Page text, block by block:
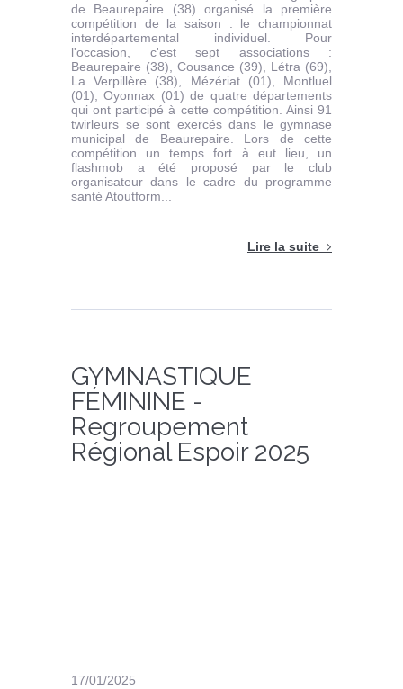
de Beaurepaire (38) organisé la première
compétition de la saison : le championnat
interdépartemental individuel. Pour
l'occasion, c'est sept associations :
Beaurepaire (38), Cousance (39), Létra (69),
La Verpillère (38), Mézériat (01), Montluel
(01), Oyonnax (01) de quatre départements
qui ont participé à cette compétition. Ainsi 91
twirleurs se sont exercés dans le gymnase
municipal de Beaurepaire. Lors de cette
compétition un temps fort à eut lieu, un
flashmob a été proposé par le club
organisateur dans le cadre du programme
santé Atoutform...
Lire la suite
GYMNASTIQUE
FÉMININE -
Regroupement
Régional Espoir 2025
17/01/2025